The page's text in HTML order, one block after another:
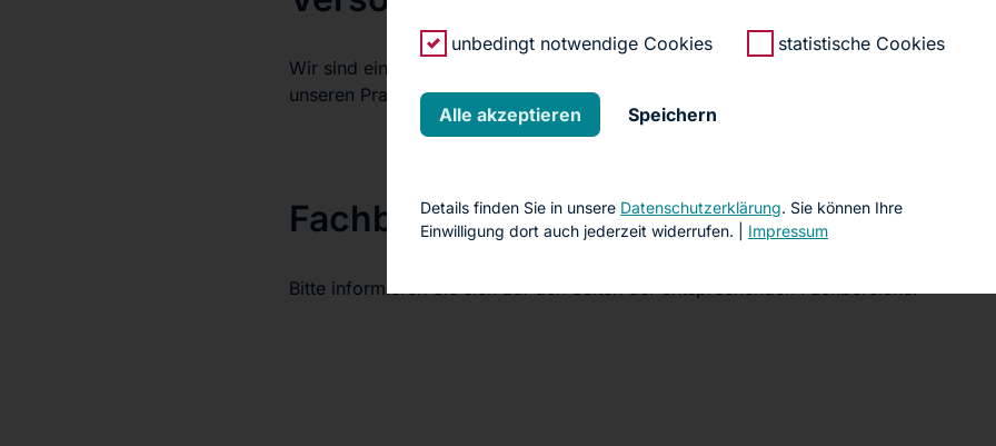
Wir sind eine modern ausgestattete Praxis für Gastroenterologie und Gynäkologie
unseren Praxisräumen begrüßen zu dürfen.
Fachbereiche
Bitte informieren Sie sich auf den Seiten der entsprechenden Fachbereiche.
unbedingt notwendige Cookies statistische Cookies
Alle akzeptieren Speichern
Details finden Sie in unsere Datenschutzerklärung. Sie können Ihre
Einwilligung dort auch jederzeit widerrufen. | Impressum